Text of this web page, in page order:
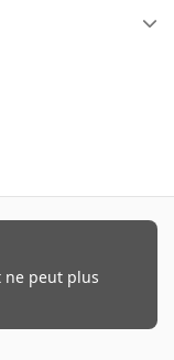
ne peut plus